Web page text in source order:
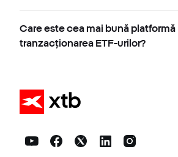
Care este cea mai bună
tranzacționarea ETF-urilor?